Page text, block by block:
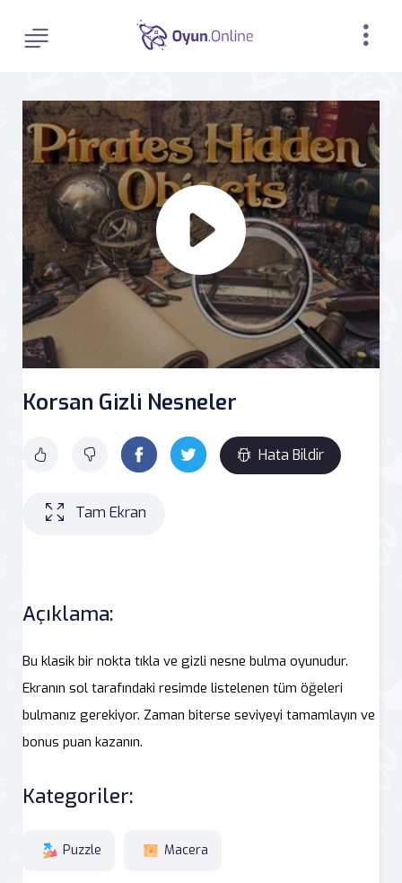
Korsan Gizli Nesneler
Hata Bildir
Tam Ekran
Açıklama:
Bu klasik bir nokta tıkla ve gizli nesne bulma oyunudur.
Ekranın sol tarafındaki resimde listelenen tüm öğeleri
bulmanız gerekiyor. Zaman biterse seviyeyi tamamlayın ve
bonus puan kazanın.
Kategoriler:
Puzzle Macera